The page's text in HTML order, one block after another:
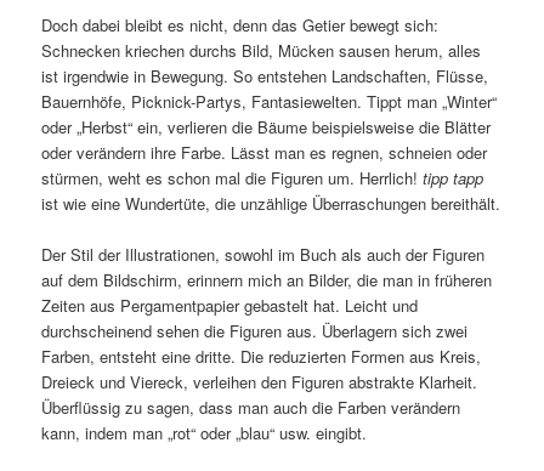
Doch dabei bleibt es nicht, denn das Getier bewegt sich:
Schnecken kriechen durchs Bild, Mücken sausen herum, alles
ist irgendwie in Bewegung. So entstehen Landschaften, Flüsse,
Bauernhöfe, Picknick-Partys, Fantasiewelten. Tippt man „Winter“
oder „Herbst“ ein, verlieren die Bäume beispielsweise die Blätter
oder verändern ihre Farbe. Lässt man es regnen, schneien oder
stürmen, weht es schon mal die Figuren um. Herrlich!tipp tapp
ist wie eine Wundertüte, die unzählige Überraschungen bereithält.
Der Stil der Illustrationen, sowohl im Buch als auch der Figuren
auf dem Bildschirm, erinnern mich an Bilder, die man in früheren
Zeiten aus Pergamentpapier gebastelt hat. Leicht und
durchscheinend sehen die Figuren aus. Überlagern sich zwei
Farben, entsteht eine dritte. Die reduzierten Formen aus Kreis,
Dreieck und Viereck, verleihen den Figuren abstrakte Klarheit.
Überflüssig zu sagen, dass man auch die Farben verändern
kann, indem man „rot“ oder „blau“ usw. eingibt.